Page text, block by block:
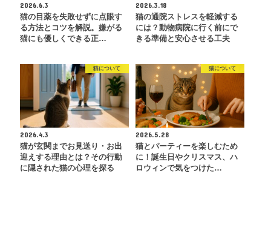
2026.6.3
猫の目薬を失敗せずに点眼す
る方法とコツを解説。嫌がる
猫にも優しくできる正…
2026.3.18
猫の通院ストレスを軽減する
には？動物病院に行く前にで
きる準備と安心させる工夫
猫について
2026.4.3
猫が玄関までお見送り・お出
迎えする理由とは？その行動
に隠された猫の心理を探る
猫について
2026.5.28
猫とパーティーを楽しむため
に！誕生日やクリスマス、ハ
ロウィンで気をつけた…